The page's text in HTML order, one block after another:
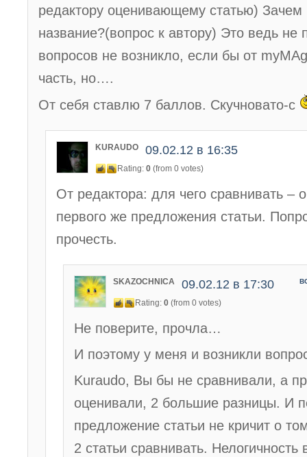
редактору оценивающему статью) Зачем
название?(вопрос к автору) Это ведь
вопросов не возникло, если бы от
часть, но….
От себя ставлю 7 баллов. Скучновато-с
KURAUDO 09.02.12 в 16:35
Rating: 0 (from 0 votes)
От редактора: для чего сравнивать –
первого же предложения статьи.
прочесть.
SKAZOCHNICA 09.02.12 в 17:30
Rating: 0 (from 0 votes)
Не поверите, прочла…
И поэтому у меня и возникли
Kuraudo, Вы бы не сравнивали, а
оценивали, 2 большие разницы. И
предложение статьи не кричит о
2 статьи сравнивать.